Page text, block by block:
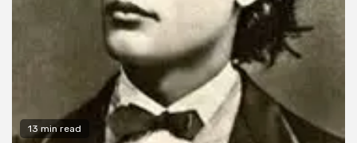
13 min read